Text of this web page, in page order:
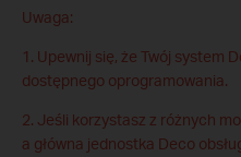
Uwaga:
1. Upewnij się, że Twój system
dostępnego oprogramowania.
2. Jeśli korzystasz z różnych
a główna jednostka Deco